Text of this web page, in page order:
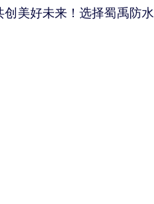
美好未来！选择蜀禹防